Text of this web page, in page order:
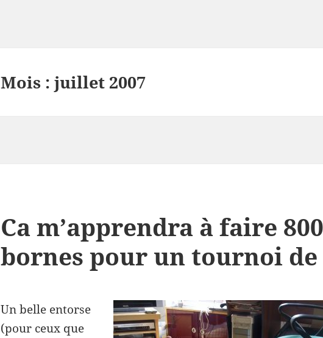
Mois :juillet 2007
Ca m’apprendra à faire 800
bornes pour un tournoi
Un belle entorse
(pour ceux que